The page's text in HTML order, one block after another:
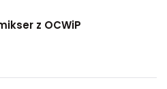
z OCWiP